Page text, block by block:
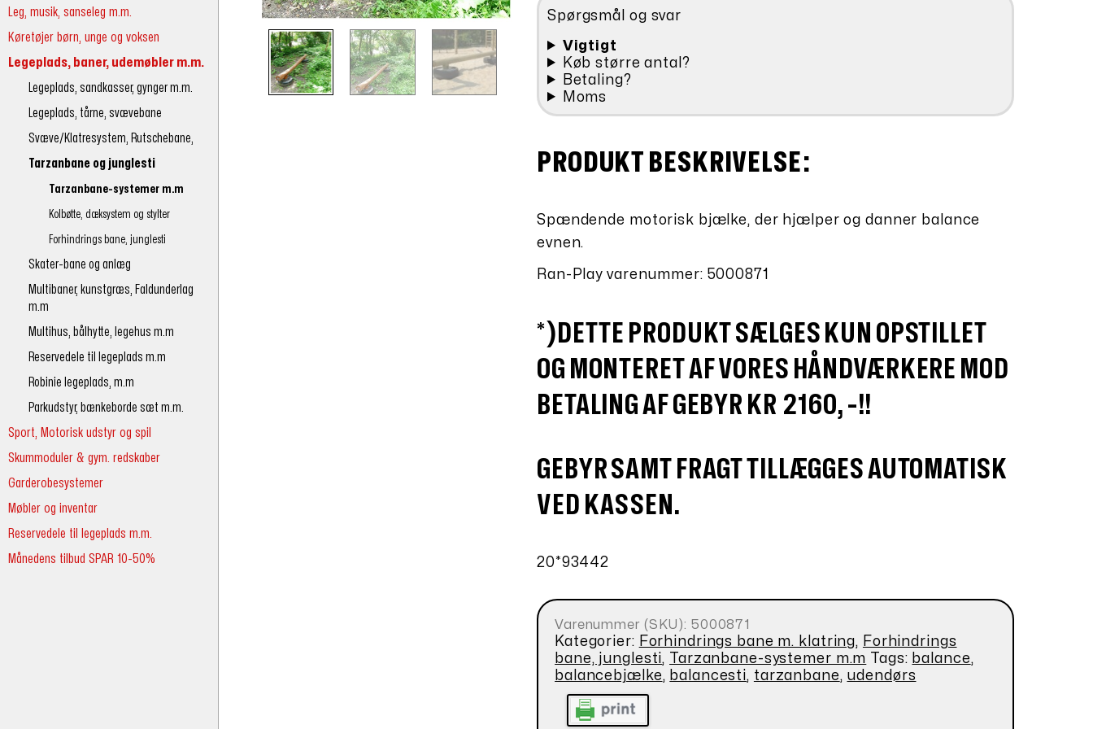
Leg, musik, sanseleg m.m.
Køretøjer børn, unge og voksen
Legeplads, baner, udemøbler m.m.
Legeplads, sandkasser, gynger m.m.
Legeplads, tårne, svævebane
Svæve/Klatresystem, Rutschebane,
Tarzanbane og junglesti
Tarzanbane-systemer m.m
Kolbøtte, dæksystem og stylter
Forhindrings bane, junglesti
Skater-bane og anlæg
Multibaner, kunstgræs, Faldunderlag
m.m
Multihus, bålhytte, legehus m.m
Reservedele til legeplads m.m
Robinie legeplads, m.m
Parkudstyr, bænkeborde sæt m.m.
Sport, Motorisk udstyr og spil
Skummoduler & gym. redskaber
Garderobesystemer
Møbler og inventar
Reservedele til legeplads m.m.
Månedens tilbud SPAR 10-50%
antal
Spørgsmål og svar
Vigtigt
Køb større antal?
Betaling?
Moms
PRODUKT BESKRIVELSE:
Spændende motorisk bjælke, der hjælper og danner balance
evnen.
Ran-Play varenummer: 5000871
*)DETTE PRODUKTSÆLGES KUN OPSTILLET
OG MONTERETAF VORES HÅNDVÆRKERE MOD
BETALING AF GEBYR KR 2160, -!!
GEBYR SAMT FRAGT TILLÆGGES AUTOMATISK
VED KASSEN.
20*93442
Varenummer (SKU): 5000871
Kategorier: Forhindrings bane m. klatring, Forhindrings
bane, junglesti, Tarzanbane-systemer m.m Tags: balance,
balancebjælke, balancesti, tarzanbane, udendørs